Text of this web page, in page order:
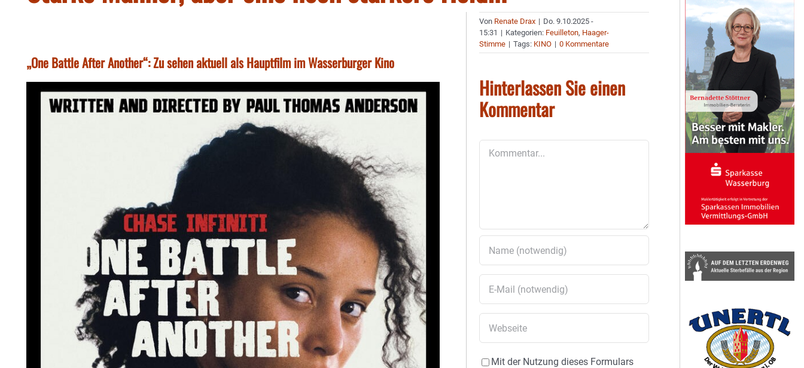
„One Battle After Another“: Zu sehen aktuell als Hauptfilm im Wasserburger Kino
Von Renate Drax | Do. 9.10.2025 -
15:31 | Kategorien: Feuilleton, Haager-
Stimme | Tags: KINO | 0 Kommentare
Hinterlassen Sie einen
Kommentar
Mit der Nutzung dieses Formulars